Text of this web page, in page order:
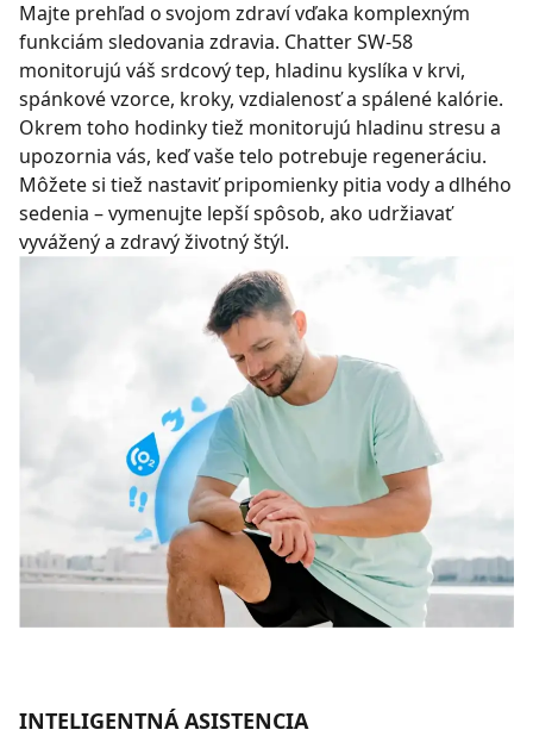
Majte prehľad o svojom zdraví vďaka komplexným
funkciám sledovania zdravia. Chatter SW-58
monitorujú váš srdcový tep, hladinu kyslíka v krvi,
spánkové vzorce, kroky, vzdialenosť a spálené kalórie.
Okrem toho hodinky tiež monitorujú hladinu stresu a
upozornia vás, keď vaše telo potrebuje regeneráciu.
Môžete si tiež nastaviť pripomienky pitia vody a dlhého
sedenia – vymenujte lepší spôsob, ako udržiavať
vyvážený a zdravý životný štýl.
INTELIGENTNÁ ASISTENCIA